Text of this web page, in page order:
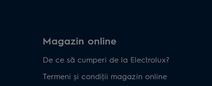
Magazin online
De ce să cumperi de la Electrolux?
Termeni și condiţii magazin online